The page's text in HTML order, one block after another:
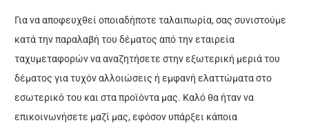
Για να αποφευχθεί οποιαδήποτε ταλαιπωρία, σας συνιστούμε
κατά την παραλαβή του δέματος από την εταιρεία
ταχυμεταφορών να αναζητήσετε στην εξωτερική μεριά του
δέματος για τυχόν αλλοιώσεις ή εμφανή ελαττώματα στο
εσωτερικό του και στα προϊόντα μας. Καλό θα ήταν να
επικοινωνήσετε μαζί μας, εφόσον υπάρξει κάποια